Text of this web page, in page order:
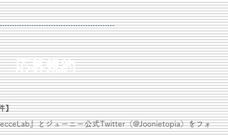
応募規約
】
』とジューニー公式Twitter（@Joonietopia）をフォ